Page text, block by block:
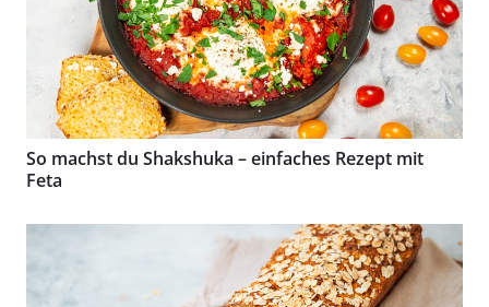
So machst du Shakshuka – einfaches Rezept mit
Feta